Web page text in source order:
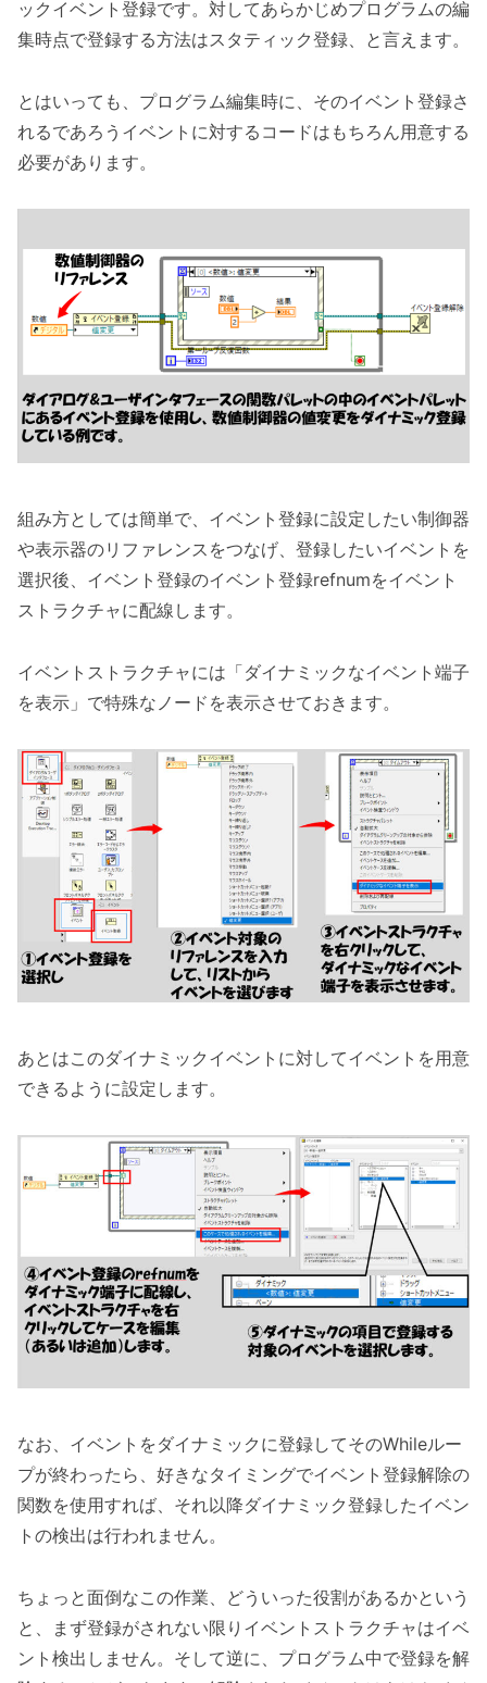
ックイベント登録です。対してあらかじめプログラムの編
集時点で登録する方法はスタティック登録、と言えます。
とはいっても、プログラム編集時に、そのイベント登録さ
れるであろうイベントに対するコードはもちろん用意する
必要があります。
組み方としては簡単で、イベント登録に設定したい制御器
や表示器のリファレンスをつなげ、登録したいイベントを
選択後、イベント登録のイベント登録refnumをイベント
ストラクチャに配線します。
イベントストラクチャには「ダイナミックなイベント端子
を表示」で特殊なノードを表示させておきます。
あとはこのダイナミックイベントに対してイベントを用意
できるように設定します。
なお、イベントをダイナミックに登録してそのWhileルー
プが終わったら、好きなタイミングでイベント登録解除の
関数を使用すれば、それ以降ダイナミック登録したイベン
トの検出は行われません。
ちょっと面倒なこの作業、どういった役割があるかという
と、まず登録がされない限りイベントストラクチャはイベ
ント検出しません。そして逆に、プログラム中で登録を解